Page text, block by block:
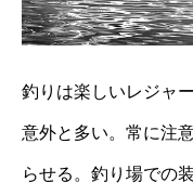
釣りは楽しいレジャ
意外と多い。常に注
らせる。釣り場での